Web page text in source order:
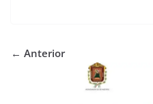
← Anterior